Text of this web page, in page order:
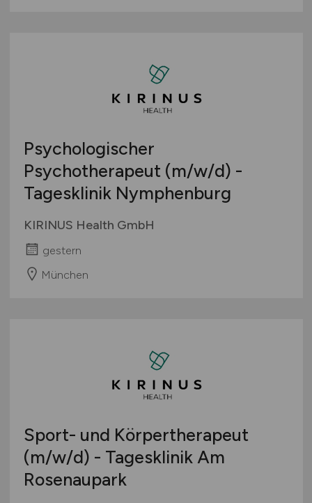
Psychologischer
Psychotherapeut (m/w/d) -
Tagesklinik Nymphenburg
KIRINUS Health GmbH
gestern
München
Sport- und Körpertherapeut
(m/w/d) - Tagesklinik Am
Rosenaupark